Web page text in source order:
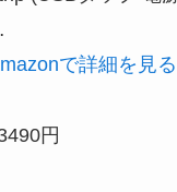
で詳細を見る
円